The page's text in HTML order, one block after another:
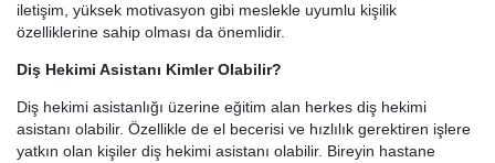
iletişim, yüksek motivasyon gibi meslekle uyumlu kişilik
özelliklerine sahip olması da önemlidir.
Diş Hekimi Asistanı Kimler Olabilir?
Diş hekimi asistanlığı üzerine eğitim alan herkes diş hekimi
asistanı olabilir. Özellikle de el becerisi ve hızlılık gerektiren işlere
yatkın olan kişiler diş hekimi asistanı olabilir. Bireyin hastane